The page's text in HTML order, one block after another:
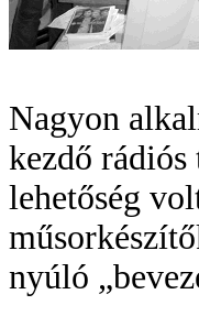
Nagyon
kezdő
lehetőség
nyúló